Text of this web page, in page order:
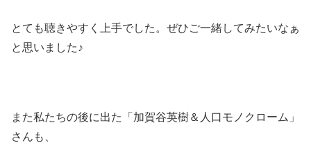
とても聴きやすく上手でした。ぜひご一緒してみたいなぁ
と思いました♪
また私たちの後に出た「加賀谷英樹＆人口モノクローム」
さんも、